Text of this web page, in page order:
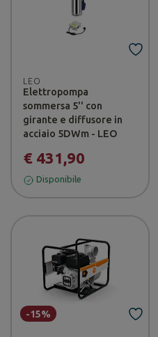
LEO
Elettropompa
sommersa 5'' con
girante e diffusore in
acciaio 5DWm - LEO
€ 431,90
Disponibile
-15%